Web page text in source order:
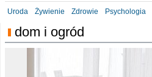
Uroda Żywienie Zdrowie Psychologia
dom i ogród